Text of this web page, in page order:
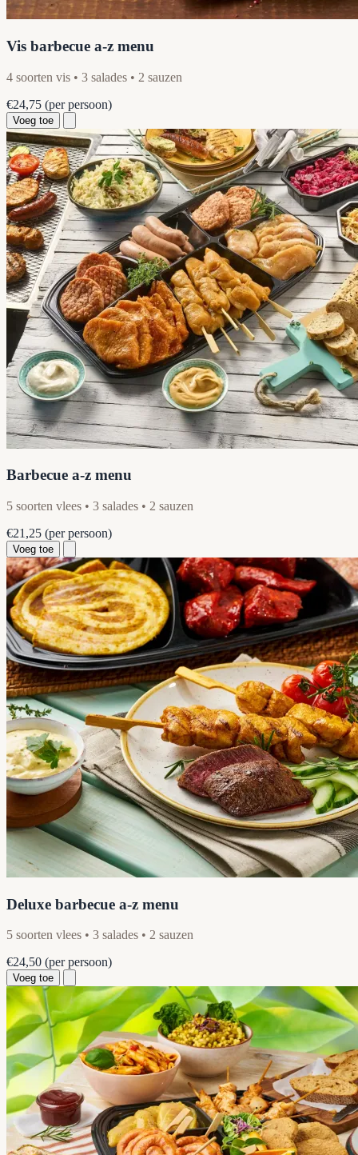
Vis barbecue a-z menu
4 soorten vis • 3 salades • 2 sauzen
€24,75 (per persoon)
Voeg toe
Barbecue a-z menu
5 soorten vlees • 3 salades • 2 sauzen
€21,25 (per persoon)
Voeg toe
Deluxe barbecue a-z menu
5 soorten vlees • 3 salades • 2 sauzen
€24,50 (per persoon)
Voeg toe